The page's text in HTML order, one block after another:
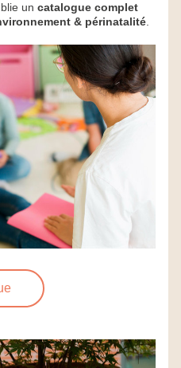
un catalogue complet
& périnatalité